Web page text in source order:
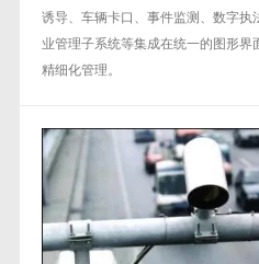
诱导、车辆卡口、事件监测、数字
业管理子系统等集成在统一的图形
精细化管理。